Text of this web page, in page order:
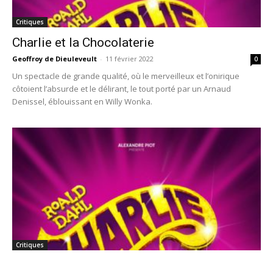
Critiques
Charlie et la Chocolaterie
Geoffroy de Dieuleveult - 11 février 2022 0
Un spectacle de grande qualité, où le merveilleux et l’onirique
côtoient l’absurde et le délirant, le tout porté par un Arnaud
Denissel, éblouissant en Willy Wonka.
Critiques